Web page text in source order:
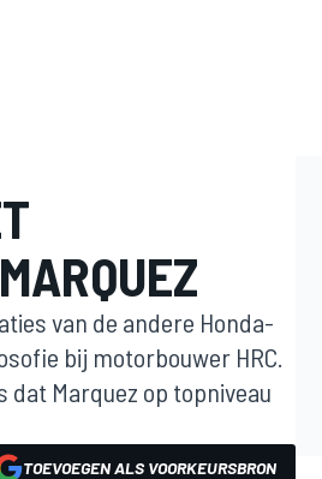
van de andere Honda-
bij motorbouwer HRC.
dat Marquez op topniveau
TOEVOEGEN ALS VOORKEURSBRON